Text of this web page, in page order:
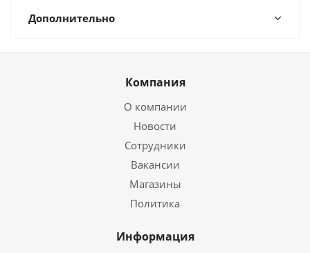
Дополнительно
Компания
О компании
Новости
Сотрудники
Вакансии
Магазины
Политика
Информация